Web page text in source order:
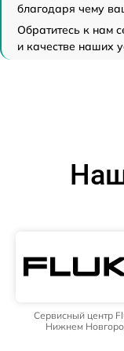
благодаря чему
Обратитесь к нам
и качестве наших
Сервисный центр
Нижнем